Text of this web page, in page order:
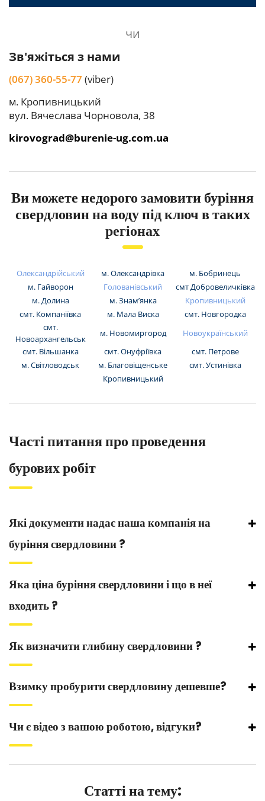
чи
Зв'яжіться з нами
(067) 360-55-77 (viber)
м. Кропивницький
вул. Вячеслава Чорновола, 38
kirovograd@burenie-ug.com.ua
Ви можете недорого замовити буріння
свердловин на воду під ключ в таких
регіонах
Олександрійський м. Олександрівка
м. Бобринець
м. Гайворон
Голованівський
смт Добровеличківка
м. Долина
м. Знам’янка
Кропивницький
смт. Компаніївка
м. Мала Виска
смт. Новгородка
смт.
Новоархангельськ
м. Новомиргород
Новоукраїнський
смт. Вільшанка
смт. Онуфріївка
смт. Петрове
м. Світловодськ
м. Благовіщенське
смт. Устинівка
Кропивницький
Часті питання про проведення
бурових робіт
Які документи надає наша компанія на
буріння свердловини ?
Яка ціна буріння свердловини і що в неї
входить ?
Як визначити глибину свердловини ?
Взимку пробурити свердловину дешевше?
Чи є відео з вашою роботою, відгуки?
Статті на тему: